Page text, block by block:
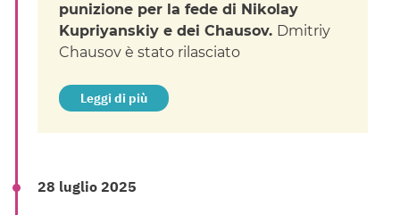
punizione per la fede di Nikolay
Kupriyanskiy e dei Chausov. Dmitriy
Chausov è stato rilasciato
Leggi di più
28 luglio 2025